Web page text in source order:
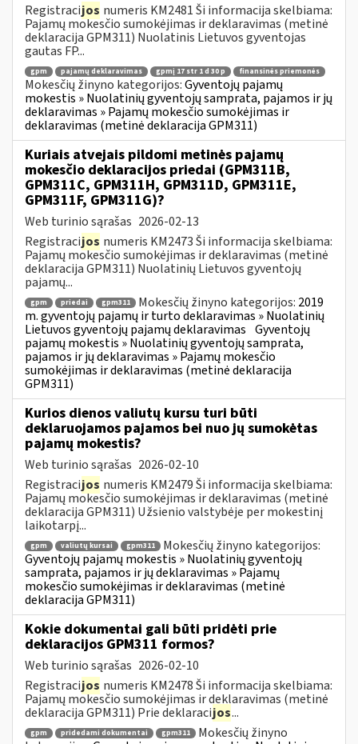
Registracijos numeris KM2481 Ši informacija skelbiama:
Pajamų mokesčio sumokėjimas ir deklaravimas (metinė
deklaracija GPM311) Nuolatinis Lietuvos gyventojas
gautas FP...
gpm pajamų deklaravimas gpmį 17 str 1 d 30 p finansinės priemonės
Mokesčių žinyno kategorijos:Gyventojų pajamų
mokestis » Nuolatinių gyventojų samprata, pajamos ir jų
deklaravimas » Pajamų mokesčio sumokėjimas ir
deklaravimas (metinė deklaracija GPM311)
Kuriais atvejais pildomi metinės pajamų
mokesčio deklaracijos priedai (GPM311B,
GPM311C, GPM311H, GPM311D, GPM311E,
GPM311F, GPM311G)?
Web turinio sąrašas 2026-02-13
Registracijos numeris KM2473 Ši informacija skelbiama:
Pajamų mokesčio sumokėjimas ir deklaravimas (metinė
deklaracija GPM311) Nuolatinių Lietuvos gyventojų
pajamų...
gpm priedai gpm311 Mokesčių žinyno kategorijos: 2019
m. gyventojų pajamų ir turto deklaravimas » Nuolatinių
Lietuvos gyventojų pajamų deklaravimas Gyventojų
pajamų mokestis » Nuolatinių gyventojų samprata,
pajamos ir jų deklaravimas » Pajamų mokesčio
sumokėjimas ir deklaravimas (metinė deklaracija
GPM311)
Kurios dienos valiutų kursu turi būti
deklaruojamos pajamos bei nuo jų sumokėtas
pajamų mokestis?
Web turinio sąrašas 2026-02-10
Registracijos numeris KM2479 Ši informacija skelbiama:
Pajamų mokesčio sumokėjimas ir deklaravimas (metinė
deklaracija GPM311) Užsienio valstybėje per mokestinį
laikotarpį...
gpm valiutų kursai gpm311
Mokesčių žinyno kategorijos:
Gyventojų pajamų mokestis » Nuolatinių gyventojų
samprata, pajamos ir jų deklaravimas » Pajamų
mokesčio sumokėjimas ir deklaravimas (metinė
deklaracija GPM311)
Kokie dokumentai gali būti pridėti prie
deklaracijos GPM311 formos?
Web turinio sąrašas 2026-02-10
Registracijos numeris KM2478 Ši informacija skelbiama:
Pajamų mokesčio sumokėjimas ir deklaravimas (metinė
deklaracija GPM311) Prie deklaracijos...
gpm pridedami dokumentai gpm311
Mokesčių žinyno